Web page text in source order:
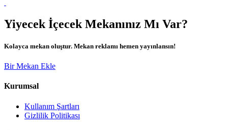
Yiyecek İçecek Mekanınız Mı Var?
Kolayca mekan oluştur. Mekan reklamı hemen yayınlansın!
Bir Mekan Ekle
Kurumsal
Kullanım Şartları
Gizlilik Politikası